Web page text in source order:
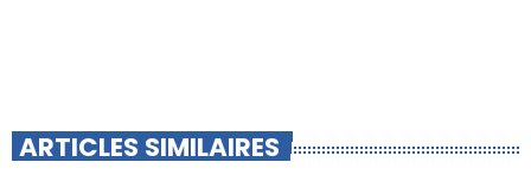
ARTICLES SIMILAIRES